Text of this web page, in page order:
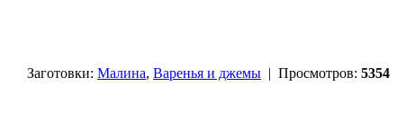
Заготовки: Малина, Варенья и джемы | Просмотров: 5354